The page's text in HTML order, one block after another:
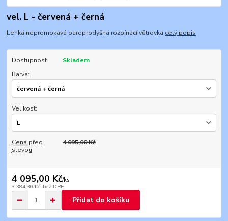
vel. L - červená + černá
Lehká nepromokavá paroprodyšná rozpínací větrovka celý popis
Dostupnost
Skladem
Barva:
Velikost:
Cena před
slevou
4 095,00 Kč
4 095,00 Kč/ks
3 384,30 Kč bez DPH
Přidat do košíku